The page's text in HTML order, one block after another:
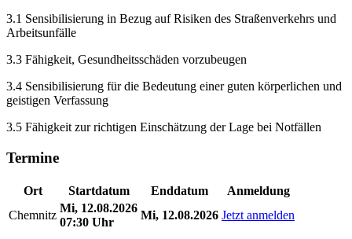
3.1 Sensibilisierung in Bezug auf Risiken des Straßenverkehrs und
Arbeitsunfälle
3.3 Fähigkeit, Gesundheitsschäden vorzubeugen
3.4 Sensibilisierung für die Bedeutung einer guten körperlichen und
geistigen Verfassung
3.5 Fähigkeit zur richtigen Einschätzung der Lage bei Notfällen
Termine
Ort Startdatum Enddatum
Anmeldung
Chemnitz
Mi, 12.08.2026
07:30 Uhr
Mi, 12.08.2026 Jetzt anmelden